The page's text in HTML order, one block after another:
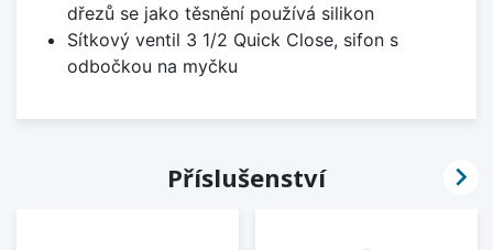
dřezů se jako těsnění používá silikon
Sítkový ventil 3 1/2 Quick Close, sifon s
odbočkou na myčku
Příslušenství 